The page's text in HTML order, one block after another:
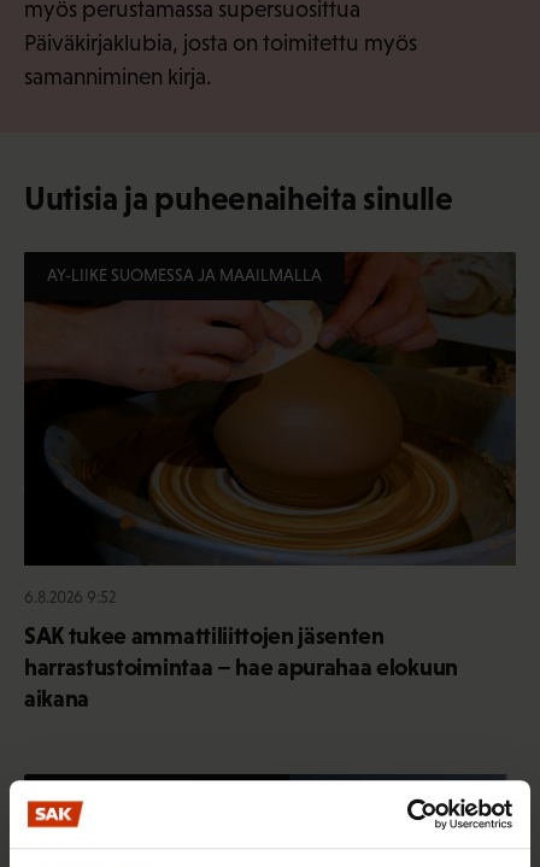
myös perustamassa supersuosittua
Päiväkirjaklubia, josta on toimitettu myös
samanniminen kirja.
Uutisia ja puheenaiheita sinulle
AY-LIIKE SUOMESSA JA MAAILMALLA
6.8.2026 9:52
SAK tukee ammattiliittojen jäsenten
harrastustoimintaa – hae apurahaa elokuun
aikana
TALOUS JA ELINKEINOELÄMÄ